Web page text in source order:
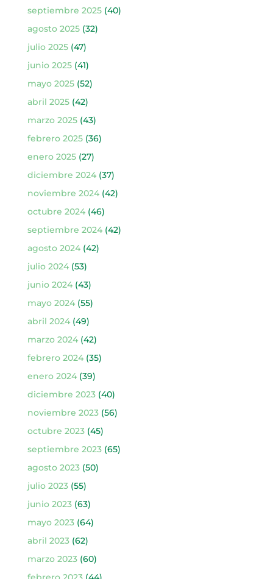
septiembre 2025(40)
agosto 2025(32)
julio 2025(47)
junio 2025(41)
mayo 2025(52)
abril 2025(42)
marzo 2025(43)
febrero 2025(36)
enero 2025(27)
diciembre 2024(37)
noviembre 2024(42)
octubre 2024(46)
septiembre 2024(42)
agosto 2024(42)
julio 2024(53)
junio 2024(43)
mayo 2024(55)
abril 2024(49)
marzo 2024(42)
febrero 2024(35)
enero 2024(39)
diciembre 2023(40)
noviembre 2023(56)
octubre 2023(45)
septiembre 2023(65)
agosto 2023(50)
julio 2023(55)
junio 2023(63)
mayo 2023(64)
abril 2023(62)
marzo 2023(60)